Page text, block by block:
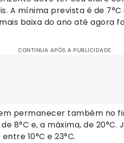
A mínima prevista é de 7°C
baixa do ano até agora foi
CONTINUA APÓS A PUBLICIDADE
permanecer também no
8°C e, a máxima, de 20°C.
10°C e 23°C.